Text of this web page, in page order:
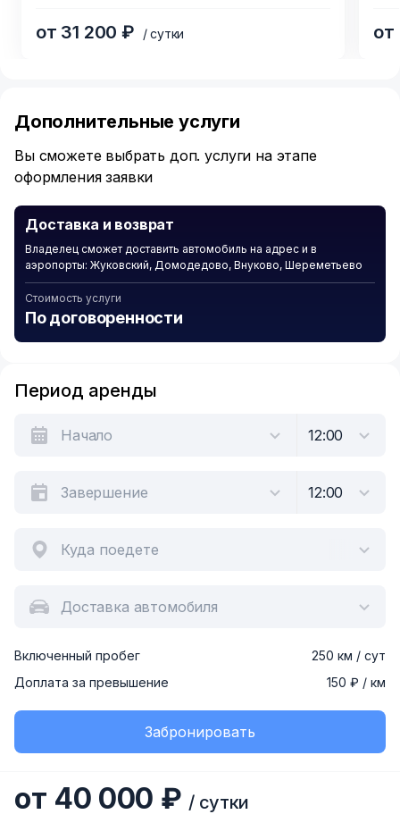
от 31 200 ₽ / сутки от
of
2
Дополнительные услуги
Вы сможете выбрать доп. услуги на этапе
оформления заявки
Доставка и возврат
Владелец сможет доставить автомобиль на адрес и в
аэропорты: Жуковский, Домодедово, Внуково, Шереметьево
Стоимость услуги
По договоренности
Период аренды
Куда поедете
Доставка автомобиля
Включенный пробег
250 км / сут
Доплата за превышение
150 ₽ / км
Забронировать
от 40 000 ₽ / сутки